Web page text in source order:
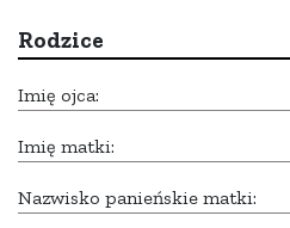
Rodzice
Imię ojca:
Imię matki:
Nazwisko panieńskie matki: